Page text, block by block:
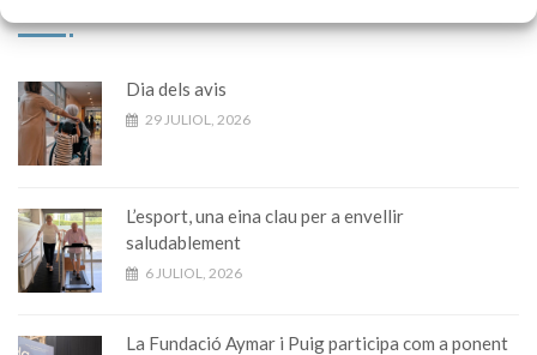
Dia dels avis
29 JULIOL, 2026
L’esport, una eina clau per a envellir
saludablement
6 JULIOL, 2026
La Fundació Aymar i Puig participa com a ponent